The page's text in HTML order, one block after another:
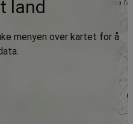
land
menyen over kartet for å